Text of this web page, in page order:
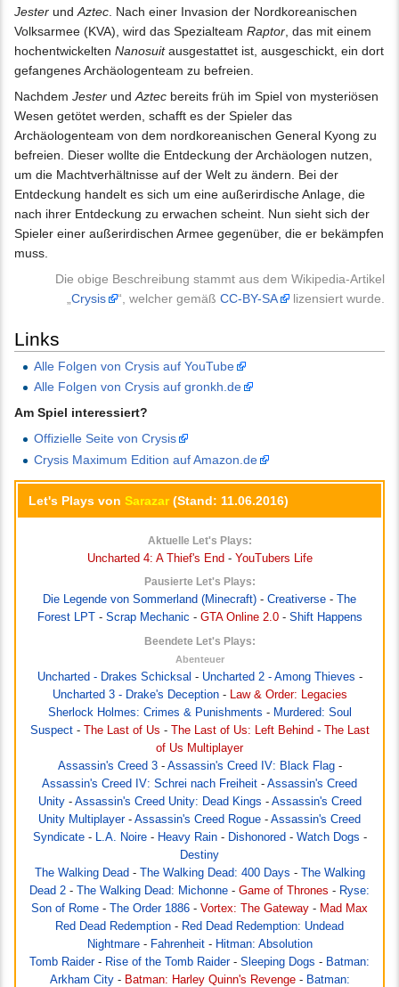
Jester und Aztec . Nach einer Invasion der Nordkoreanischen
Volksarmee (KVA), wird das Spezialteam Raptor , das mit einem
hochentwickelten Nanosuitausgestattet ist, ausgeschickt, ein dort
gefangenes Archäologenteam zu befreien.
Nachdem Jester und Aztec bereits früh im Spiel von mysteriösen
Wesen getötet werden, schafft es der Spieler das
Archäologenteam von dem nordkoreanischen General Kyong zu
befreien. Dieser wollte die Entdeckung der Archäologen nutzen,
um die Machtverhältnisse auf der Welt zu ändern. Bei der
Entdeckung handelt es sich um eine außerirdische Anlage, die
nach ihrer Entdeckung zu erwachen scheint. Nun sieht sich der
Spieler einer außerirdischen Armee gegenüber, die er bekämpfen
muss.
Die obige Beschreibung stammt aus dem Wikipedia-Artikel
Crysis “, welcher gemäß CC-BY-SA lizensiert wurde.
Links
Alle Folgen von Crysis auf YouTube
Alle Folgen von Crysis auf gronkh.de
Am Spiel interessiert?
Offizielle Seite von Crysis
Crysis Maximum Edition auf Amazon.de
Let's Plays von Sarazar (Stand: 11.06.2016)
Aktuelle Let's Plays:
Uncharted 4: A Thief's End - YouTubers Life
Pausierte Let's Plays:
Die Legende von Sommerland (Minecraft) - Creativerse -
The
Forest LPT
- Scrap Mechanic - GTA Online 2.0- Shift Happens
Beendete Let's Plays:
Abenteuer
Uncharted - Drakes Schicksal - Uncharted 2 - Among Thieves -
Uncharted 3 - Drake's Deception-
Law & Order: Legacies
Sherlock Holmes: Crimes & Punishments - Murdered: Soul
Suspect- The Last of Us - The Last of Us: Left Behind - The Last
of Us Multiplayer
Assassin's Creed 3- Assassin's Creed IV: Black Flag-
Assassin's Creed IV: Schrei nach Freiheit - Assassin's Creed
Unity- Assassin's Creed Unity: Dead Kings - Assassin's Creed
Unity Multiplayer- Assassin's Creed Rogue - Assassin's Creed
Syndicate- L.A. Noire- Heavy Rain- Dishonored - Watch Dogs -
Destiny
The Walking Dead - The Walking Dead: 400 Days - The Walking
Dead 2 - The Walking Dead: Michonne - Game of Thrones - Ryse:
Son of Rome - The Order 1886 - Vortex: The Gateway - Mad Max
Red Dead Redemption - Red Dead Redemption: Undead
Nightmare- Fahrenheit- Hitman: Absolution
Tomb Raider- Rise of the Tomb Raider- Sleeping Dogs - Batman:
Arkham City- Batman: Harley Quinn's Revenge- Batman: